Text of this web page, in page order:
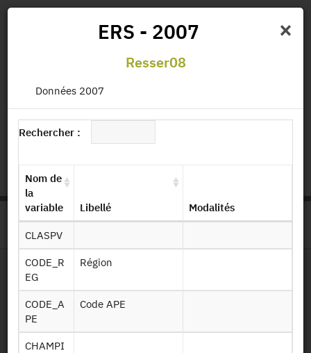
status.io EN |
Dessin de fichier
Présentation statistique
Traitement statistique
×
ERS - 2007
Resser08
Données 2007
Rechercher :
Nom de
la
variable
Libellé Modalités
CLASPV
CODE_R
EG
Région
CODE_A
PE
Code APE
CHAMPI